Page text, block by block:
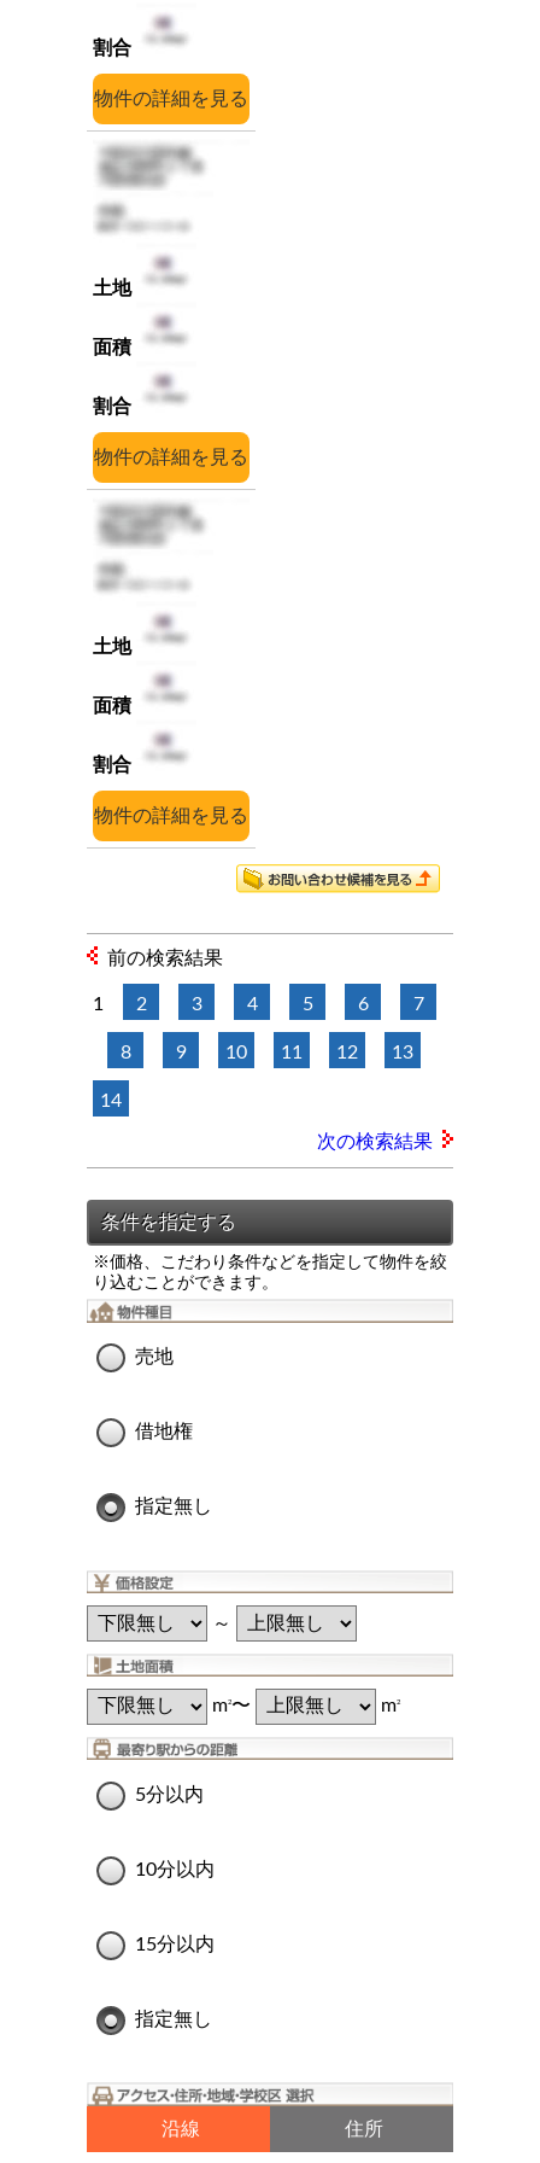
※価格、こだわり条件などを指定して物件を絞
り込むことができます。
売地
借地権
指定無し
～
m2〜 m2
5分以内
10分以内
15分以内
指定無し
沿線 住所
詳細
詳細
詳細
前の検索結果
1 2 3 4 5 6 7
8 9 10 11 12 13
14
次の検索結果